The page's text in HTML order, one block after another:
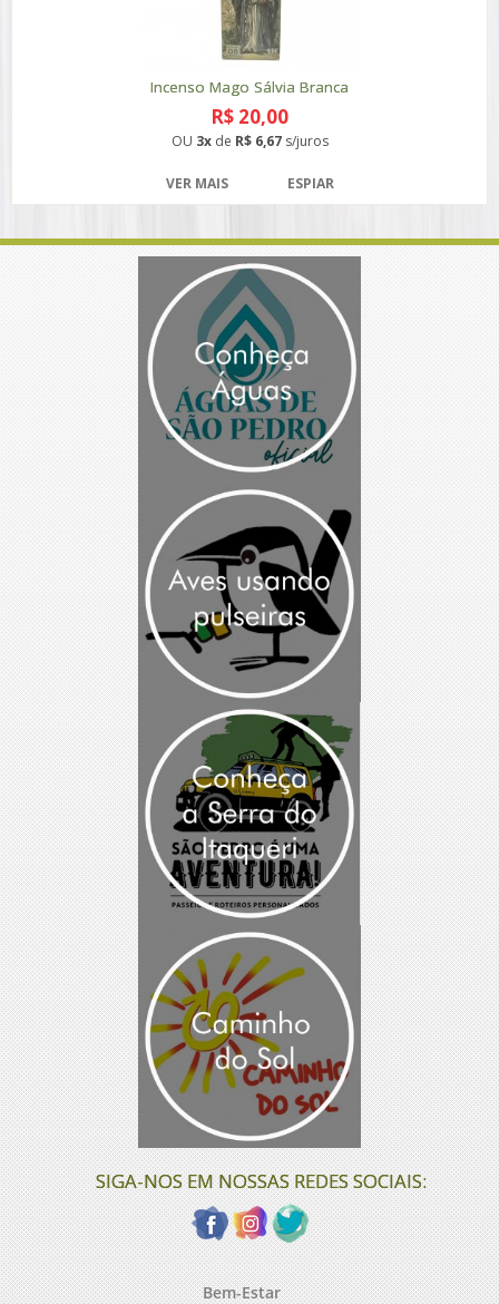
Incenso Mago Sálvia Branca
R$ 20,00
OU 3xde R$ 6,67s/juros
VER MAIS ESPIAR
SIGA-NOS EM NOSSAS REDES SOCIAIS:
Bem-Estar